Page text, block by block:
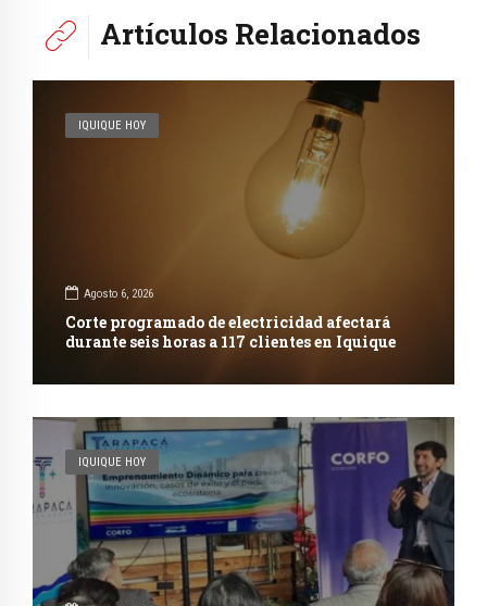
Artículos Relacionados
IQUIQUE HOY
Agosto 6, 2026
Corte programado de electricidad afectará
durante seis horas a 117 clientes en Iquique
IQUIQUE HOY